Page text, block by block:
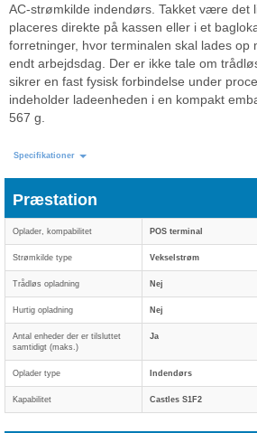
AC-strømkilde indendørs. Takket være det
placeres direkte på kassen eller i et
forretninger, hvor terminalen skal lades op
endt arbejdsdag. Der er ikke tale om
sikrer en fast fysisk forbindelse under
indeholder ladeenheden i en kompakt
567 g.
Specifikationer
Præstation
Oplader, kompabilitet POS terminal
Strømkilde type Vekselstrøm
Trådløs opladning Nej
Hurtig opladning Nej
Antal enheder der er tilsluttet
samtidigt (maks.)
Ja
Oplader type Indendørs
Kapabilitet Castles S1F2